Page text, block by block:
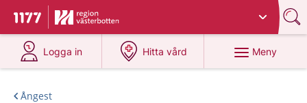
Till startsidan för 1177
Du har valt region
Logga in
på 1177.se
Hitta vård
på 1177.se
Meny
Ångest